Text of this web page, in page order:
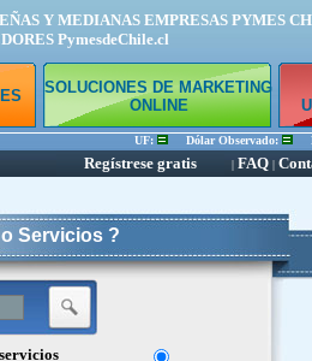
Y MEDIANAS EMPRESAS PYMES
PymesdeChile.cl
SOLUCIONES DE MARKETING
ONLINE
UF: Dólar Observado:
Regístrese gratis | FAQ |
Servicios ?